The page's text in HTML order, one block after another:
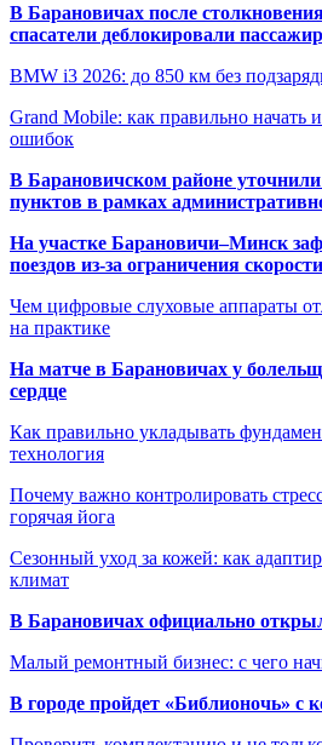
В Барановичах после
спасатели деблокировали
BMW i3 2026: до 850 км без
Grand Mobile: как правильно начать
ошибок
В Барановичском районе
пунктов в рамках
На участке Барановичи–Минск
поездов из-за ограничения
Чем цифровые слуховые аппараты
на практике
На матче в Барановичах у
сердце
Как правильно укладывать
технология
Почему важно контролировать
горячая йога
Сезонный уход за кожей: как
климат
В Барановичах официально
Малый ремонтный бизнес: с чего
В городе пройдет «Библионочь» с